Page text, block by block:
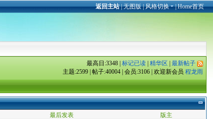
返回主站|无图版|风格切换 |Home首页
最高日:3348 |标记已读 |精华区 |最新帖子
主题:2599 | 帖子:40004 | 会员:3106 | 欢迎新会员程龙雨
最后发表 版主